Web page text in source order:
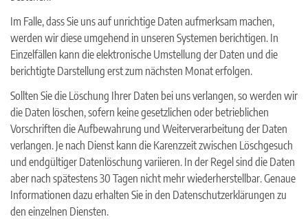
Im Falle, dass Sie uns auf unrichtige Daten aufmerksam machen,
werden wir diese umgehend in unseren Systemen berichtigen. In
Einzelfällen kann die elektronische Umstellung der Daten und die
berichtigte Darstellung erst zum nächsten Monat erfolgen.
Sollten Sie die Löschung Ihrer Daten bei uns verlangen, so werden wir
die Daten löschen, sofern keine gesetzlichen oder betrieblichen
Vorschriften die Aufbewahrung und Weiterverarbeitung der Daten
verlangen. Je nach Dienst kann die Karenzzeit zwischen Löschgesuch
und endgültiger Datenlöschung variieren. In der Regel sind die Daten
aber nach spätestens 30 Tagen nicht mehr wiederherstellbar. Genaue
Informationen dazu erhalten Sie in den Datenschutzerklärungen zu
den einzelnen Diensten.